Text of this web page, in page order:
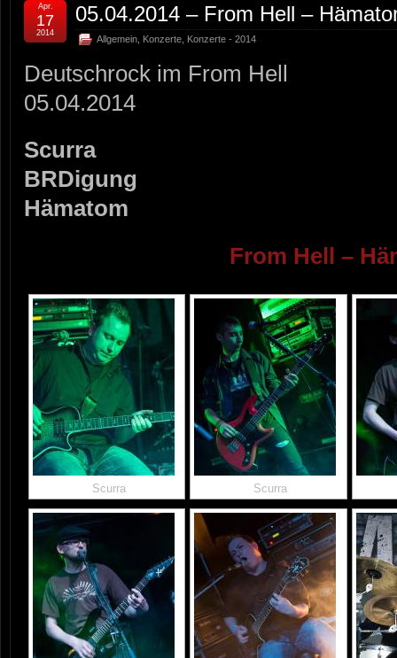
05.04.2014 – From Hell –
Allgemein Konzerte Konzerte - 2014
Apr.
17
2014
Deutschrock im From Hell
05.04.2014
Scurra
BRDigung
Hämatom
From Hell –
Scurra Scurra